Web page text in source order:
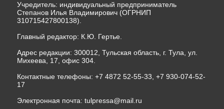
Учредитель: индивидуальный предприниматель
Степанов Илья Владимирович (ОГРНИП
310715427800138).
Главный редактор: К.Ю. Гертье.
Адрес редакции: 300012, Тульская область, г. Тула, ул.
Михеева, 17, офис 304.
Контактные телефоны: +7 4872 52-55-33, +7 930-074-52-
17
Электронная почта: tulpressa@mail.ru